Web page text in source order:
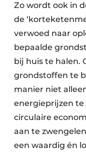
Zo wordt ook in
de
verwoed naar
bepaalde
bij huis te halen.
grondstoffen te
manier niet
energieprijzen
circulaire
aan te
een waardig én